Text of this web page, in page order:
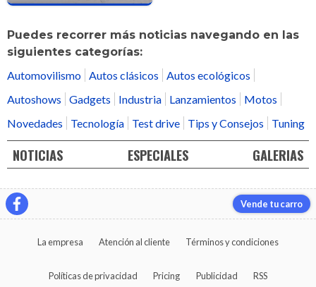
Puedes recorrer más noticias navegando en las
siguientes categorías:
Automovilismo Autos clásicos
Autos ecológicos
Autoshows
Gadgets Industria Lanzamientos
Motos
Novedades
Tecnología Test drive Tips y Consejos Tuning
NOTICIAS ESPECIALES GALERIAS
Vende tu carro
La empresa Atención al cliente Términos y condiciones
Políticas de privacidad Pricing Publicidad RSS